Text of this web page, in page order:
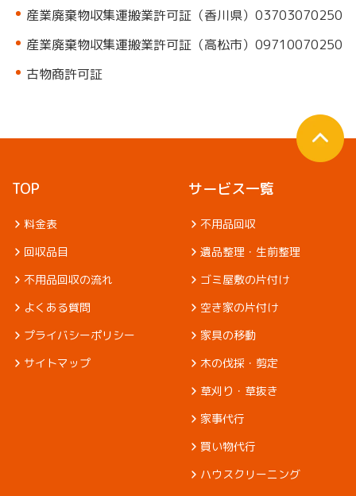
産業廃棄物収集運搬業許可証（香川県）03703070250
産業廃棄物収集運搬業許可証（高松市）09710070250
古物商許可証
TOP
料金表
回収品目
不用品回収の流れ
よくある質問
プライバシーポリシー
サイトマップ
サービス一覧
不用品回収
遺品整理・生前整理
ゴミ屋敷の片付け
空き家の片付け
家具の移動
木の伐採・剪定
草刈り・草抜き
家事代行
買い物代行
ハウスクリーニング